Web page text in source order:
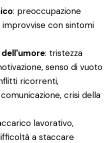
: preoccupazione
con sintomi
: tristezza
senso di vuoto
ricorrenti,
crisi della
lavorativo,
a staccare